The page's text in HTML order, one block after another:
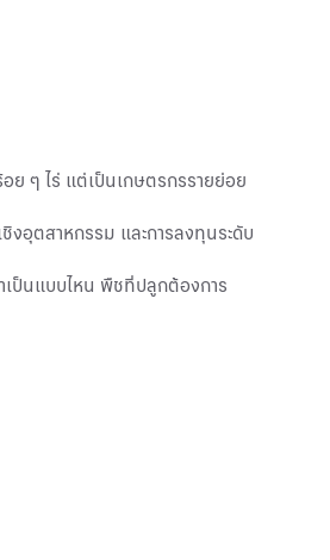
ย ๆ ไร่ แต่เป็นเกษตรกรรายย่อย
งอุตสาหกรรม และการลงทุนระดับ
เป็นแบบไหน พืชที่ปลูกต้องการ